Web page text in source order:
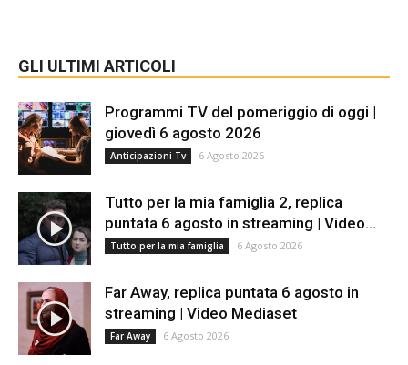
GLI ULTIMI ARTICOLI
Programmi TV del pomeriggio di oggi |
giovedì 6 agosto 2026
Anticipazioni Tv 6 Agosto 2026
Tutto per la mia famiglia 2, replica
puntata 6 agosto in streaming | Video...
Tutto per la mia famiglia 6 Agosto 2026
Far Away, replica puntata 6 agosto in
streaming | Video Mediaset
Far Away 6 Agosto 2026